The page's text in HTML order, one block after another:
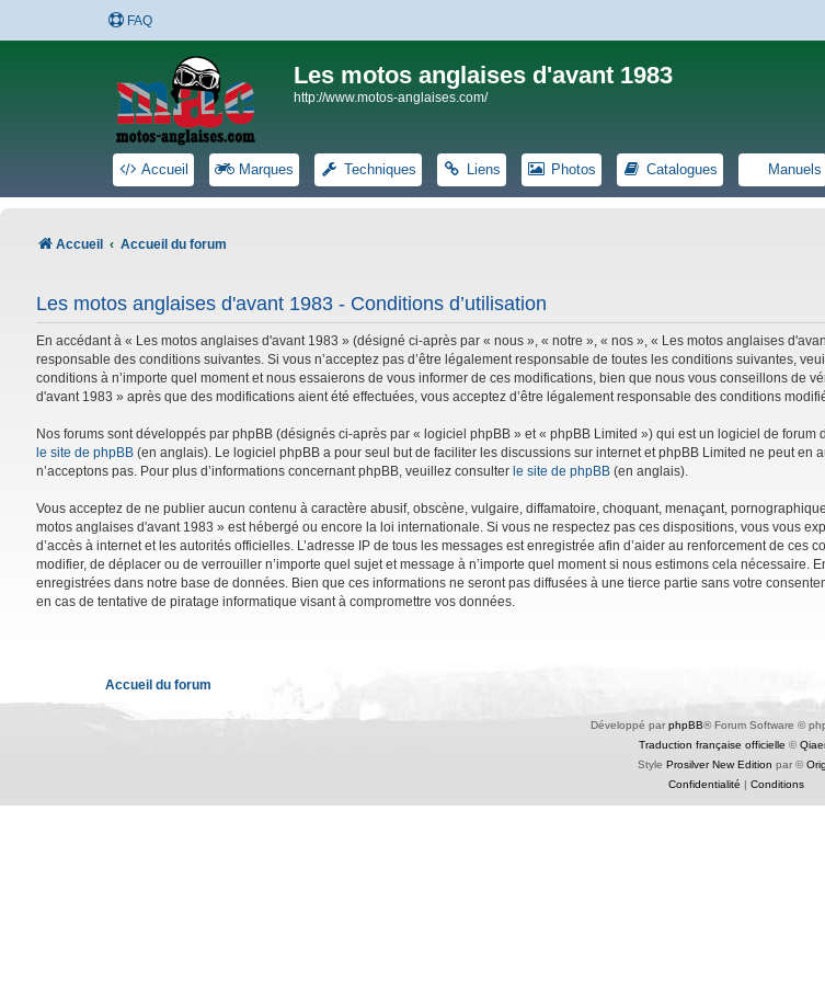
FAQ
Les motos anglaises d'avant 1983
http://www.motos-anglaises.com/
Accueil Marques Techniques Liens Photos Catalogues Manuels
Accueil Accueil du forum
Les motos anglaises d'avant 1983 - Conditions d’utilisation
En accédant à « Les motos anglaises d'avant 1983 » (désigné ci-après par « nous », « notre », « nos », « Les motos anglaises
responsable des conditions suivantes. Si vous n’acceptez pas d’être légalement responsable de toutes les conditions suivantes,
conditions à n’importe quel moment et nous essaierons de vous informer de ces modifications, bien que nous vous conseillons de
d'avant 1983 » après que des modifications aient été effectuées, vous acceptez d’être légalement responsable des conditions
Nos forums sont développés par phpBB (désignés ci-après par « logiciel phpBB » et « phpBB Limited ») qui est un logiciel de forum
le site de phpBB (en anglais). Le logiciel phpBB a pour seul but de faciliter les discussions sur internet et phpBB Limited ne peut
n’acceptons pas. Pour plus d’informations concernant phpBB, veuillez consulter le site de phpBB (en anglais).
Vous acceptez de ne publier aucun contenu à caractère abusif, obscène, vulgaire, diffamatoire, choquant, menaçant,
motos anglaises d'avant 1983 » est hébergé ou encore la loi internationale. Si vous ne respectez pas ces dispositions, vous vous
d’accès à internet et les autorités officielles. L’adresse IP de tous les messages est enregistrée afin d’aider au renforcement de
modifier, de déplacer ou de verrouiller n’importe quel sujet et message à n’importe quel moment si nous estimons cela
enregistrées dans notre base de données. Bien que ces informations ne seront pas diffusées à une tierce partie sans votre
en cas de tentative de piratage informatique visant à compromettre vos données.
Accueil du forum
Développé par phpBB® Forum Software ©
Traduction française officielle ©
Style Prosilver New Edition par ©
Confidentialité
Conditions